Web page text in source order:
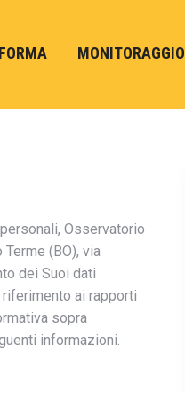
MONITORAGGIO
Osservatorio
(BO), via
dei Suoi dati
ai rapporti
sopra
informazioni.